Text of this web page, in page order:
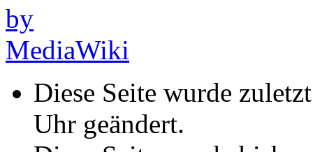
Diese Seite wurde
Uhr geändert.